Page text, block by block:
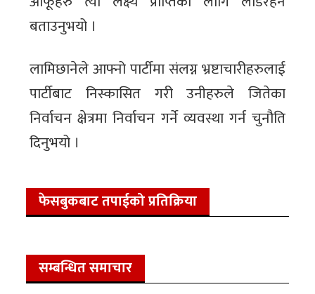
बताउनुभयो ।
लामिछानेले आफ्नो पार्टीमा संलग्न भ्रष्टाचारीहरुलाई
पार्टीबाट निस्कासित गरी उनीहरुले जितेका
निर्वाचन क्षेत्रमा निर्वाचन गर्ने व्यवस्था गर्न चुनौति
दिनुभयो ।
फेसबुकबाट तपाईको प्रतिक्रिया
सम्बन्धित समाचार